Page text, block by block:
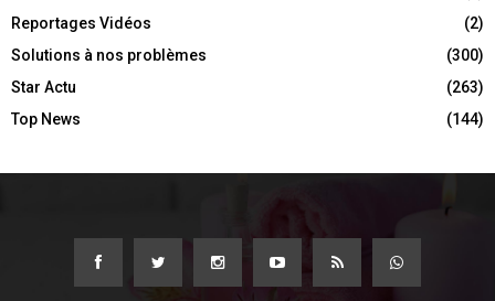
Reportages Vidéos
(2)
Solutions à nos problèmes
(300)
Star Actu
(263)
Top News
(144)